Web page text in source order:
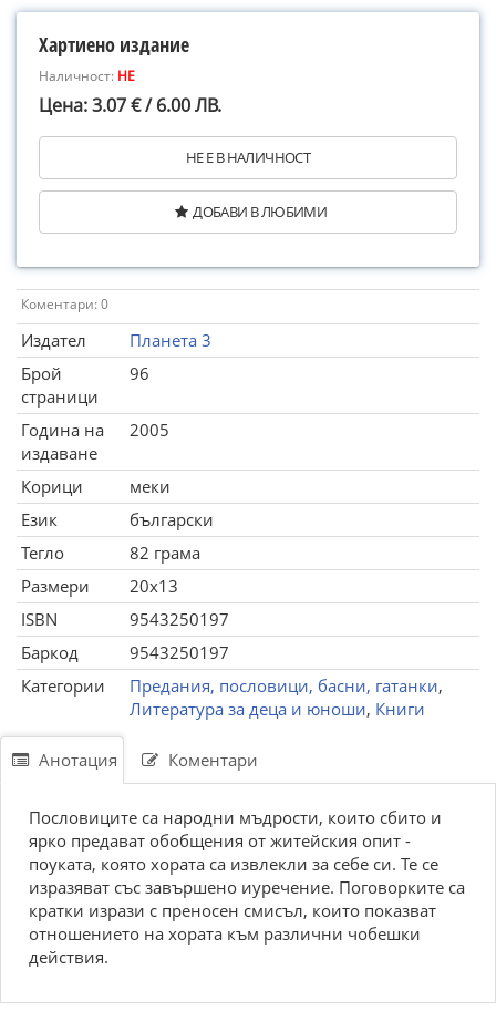
Хартиено издание
Наличност: НЕ
Цена: 3.07 € / 6.00 ЛВ.
НЕ Е В НАЛИЧНОСТ
ДОБАВИ В ЛЮБИМИ
Коментари: 0
Издател
Планета 3
Брой
страници
96
Година на
издаване
2005
Корици
меки
Език
български
Тегло
82 грама
Размери
20x13
ISBN
9543250197
Баркод
9543250197
Категории
Предания, пословици, басни, гатанки,
Литература за деца и юноши, Книги
Анотация Коментари
Пословиците са народни мъдрости, които сбито и
ярко предават обобщения от житейския опит -
поуката, която хората са извлекли за себе си. Те се
изразяват със завършено иуречение. Поговорките са
кратки изрази с преносен смисъл, които показват
отношението на хората към различни чобешки
действия.